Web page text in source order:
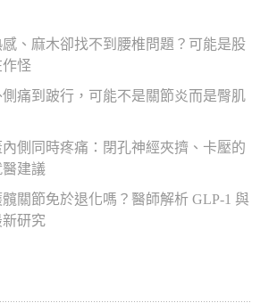
、麻木卻找不到腰椎問題？可能是股
作怪
痛到跛行，可能不是關節炎而是臀肌
側同時疼痛：閉孔神經夾擠、卡壓的
建議
關節免於退化嗎？醫師解析 GLP-1 與
新研究